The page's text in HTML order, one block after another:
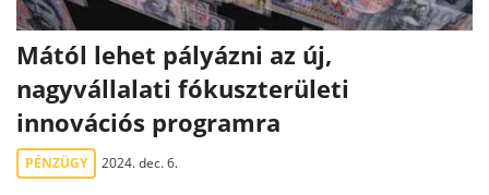
Mától lehet pályázni az új,
nagyvállalati fókuszterületi
innovációs programra
PÉNZÜGY 2024. dec. 6.